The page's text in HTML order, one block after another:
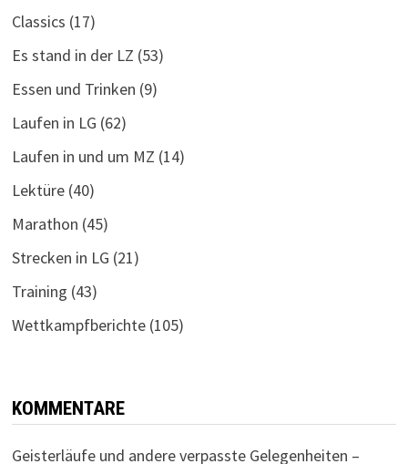
Classics (17)
Es stand in der LZ (53)
Essen und Trinken (9)
Laufen in LG (62)
Laufen in und um MZ (14)
Lektüre(40)
Marathon (45)
Strecken in LG (21)
Training (43)
Wettkampfberichte(105)
KOMMENTARE
Geisterläufe und andere verpasste Gelegenheiten –